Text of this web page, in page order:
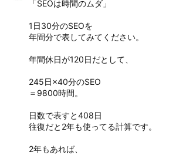
「SEOは時間のムダ」
1日30分のSEOを
年間分で表してみてください。
年間休日が120日だとして、
245日×40分のSEO
＝9800時間。
日数で表すと408日
往復だと2年も使ってる計算です。
2年もあれば、